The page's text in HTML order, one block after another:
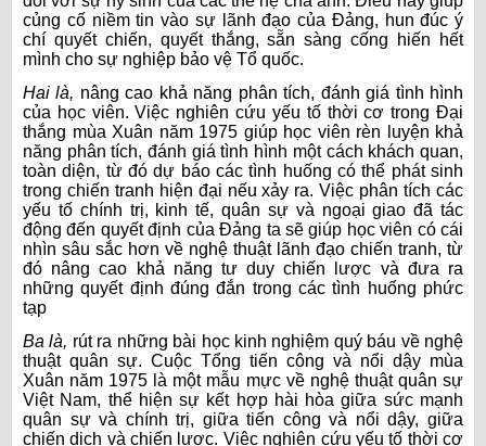
củng cố niềm tin vào sự lãnh đạo của Đảng, hun đúc ý
chí quyết chiến, quyết thắng, sẵn sàng cống hiến hết
mình cho sự nghiệp bảo vệ Tổ quốc.
Hai là, nâng cao khả năng phân tích, đánh giá tình hình
của học viên. Việc nghiên cứu yếu tố thời cơ trong Đại
thắng mùa Xuân năm 1975 giúp học viên rèn luyện khả
năng phân tích, đánh giá tình hình một cách khách quan,
toàn diện, từ đó dự báo các tình huống có thể phát sinh
trong chiến tranh hiện đại nếu xảy ra. Việc phân tích các
yếu tố chính trị, kinh tế, quân sự và ngoại giao đã tác
động đến quyết định của Đảng ta sẽ giúp học viên có cái
nhìn sâu sắc hơn về nghệ thuật lãnh đạo chiến tranh, từ
đó nâng cao khả năng tư duy chiến lược và đưa ra
những quyết định đúng đắn trong các tình huống phức
tạp
Ba là, rút ra những bài học kinh nghiệm quý báu về nghệ
thuật quân sự. Cuộc Tổng tiến công và nổi dậy mùa
Xuân năm 1975 là một mẫu mực về nghệ thuật quân sự
Việt Nam, thể hiện sự kết hợp hài hòa giữa sức mạnh
quân sự và chính trị, giữa tiến công và nổi dậy, giữa
chiến dịch và chiến lược. Việc nghiên cứu yếu tố thời cơ